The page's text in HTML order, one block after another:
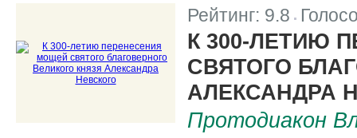
Рейтинг: 9.8
К 300-ЛЕТИЮ
СВЯТОГО
АЛЕКСАНДРА
Протодиакон